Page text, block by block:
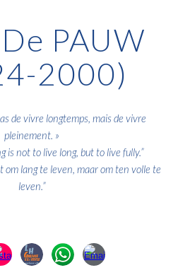
PAUW
2000)
de vivre longtemps, mais de vivre
pleinement. »
is not to live long, but to live fully.”
om lang te leven, maar om ten volle te
leven.”